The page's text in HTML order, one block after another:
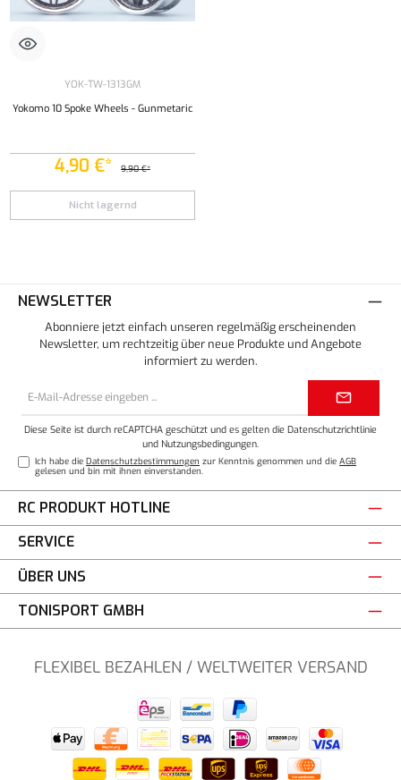
YOK-TW-1313GM
Yokomo 10 Spoke Wheels - Gunmetaric
4,90 €* 9,90 €*
Nicht lagernd
NEWSLETTER
Abonniere jetzt einfach unseren regelmäßig erscheinenden
Newsletter, um rechtzeitig über neue Produkte und Angebote
informiert zu werden.
Diese Seite ist durch reCAPTCHA geschützt und es gelten die Datenschutzrichtlinie
und Nutzungsbedingungen
Ich habe dieDatenschutzbestimmungen zur Kenntnis genommen und dieAGB
gelesen und bin mit ihnen einverstanden.
RC PRODUKT HOTLINE
SERVICE
ÜBER UNS
TONISPORT GMBH
FLEXIBEL BEZAHLEN / WELTWEITER VERSAND